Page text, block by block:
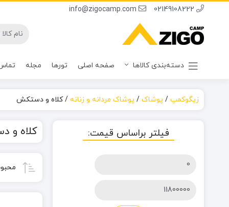
02149108222
info@zigocamp.com
دسته‌بندی کالاها صفحه اصلی تورها مجله
زیگوکمپ/ پوشاک/ پوشاک مردانه و زنانه /کلاه و دستکش
کلاه و فیلتر براساس قیمت: